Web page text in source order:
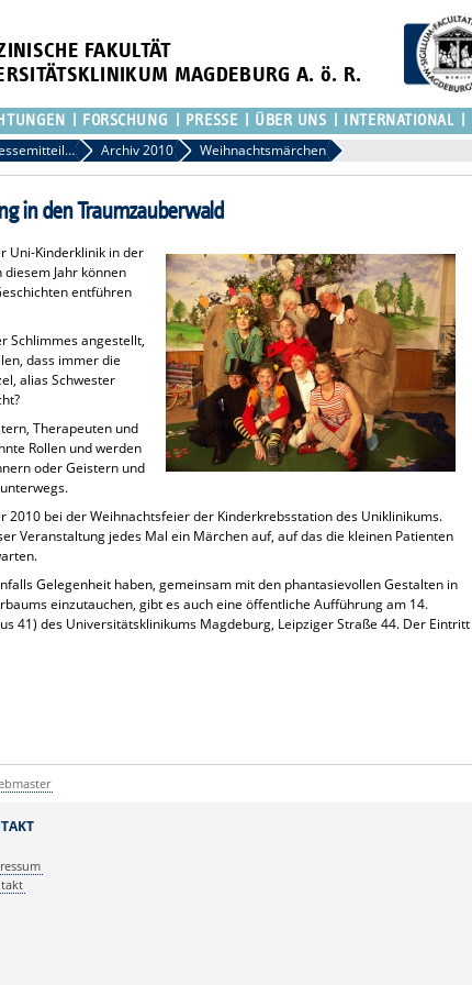
FAKULTÄT
MAGDEBURG A. ö. R.
FORSCHUNG PRESSE ÜBER UNS INTERNATIONAL
Archiv Pressemitteilungen Archiv 2010 Weihnachtsmärchen
in den Traumzauberwald
Uni-Kinderklinik in der
Jahr können
entführen
Schlimmes angestellt,
dass immer die
alias Schwester
Therapeuten und
Rollen und werden
oder Geistern und
bei der Weihnachtsfeier der Kinderkrebsstation des Uniklinikums.
Veranstaltung jedes Mal ein Märchen auf, auf das die kleinen Patienten
Gelegenheit haben, gemeinsam mit den phantasievollen Gestalten in
einzutauchen, gibt es auch eine öffentliche Aufführung am 14.
41) des Universitätsklinikums Magdeburg, Leipziger Straße 44. Der Eintritt